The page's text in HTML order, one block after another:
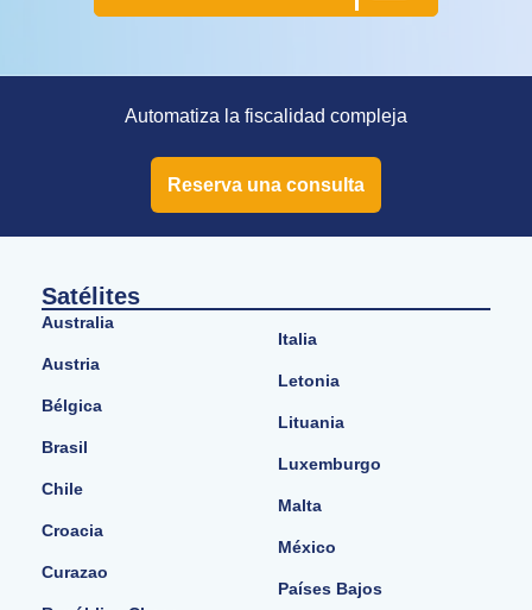
Automatiza la fiscalidad compleja
Reserva una consulta
Satélites
Australia
Austria
Bélgica
Brasil
Chile
Croacia
Curazao
Italia
Letonia
Lituania
Luxemburgo
Malta
México
Países Bajos